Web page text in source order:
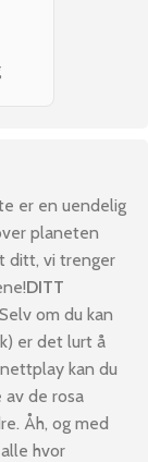
er en uendelig
planeten
ditt, vi trenger
DITT
om du kan
er det lurt å
kan du
de rosa
Åh, og med
hvor